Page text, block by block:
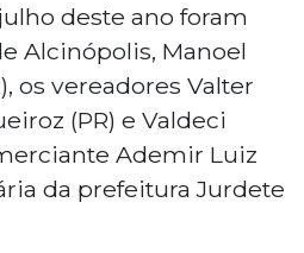
deste ano foram
Alcinópolis, Manoel
os vereadores Valter
(PR) e Valdeci
Ademir Luiz
da prefeitura Jurdete